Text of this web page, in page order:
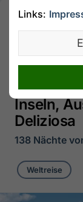
138
Portugal,
Florida,
Hawaii,
Inseln,
Deliziosa
138 Nächte
Weltreise
Links: